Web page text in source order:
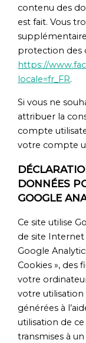
contenu des
est fait. Vous
protection des
https://
locale=fr_FR.
Si vous ne
attribuer la
compte
votre compte
DONNÉES
GOOGLE
Ce site utilise
de site Internet
Google
Cookies », des
votre
votre
générées à
utilisation de
transmises à